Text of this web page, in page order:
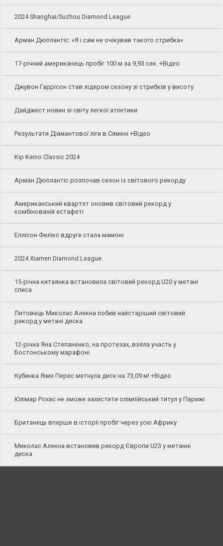
2024 Shanghai/Suzhou Diamond League
Арман Дюплантіс: «Я і сам не очікував такого стрибка»
17-річний американець пробіг 100 м за 9,93 сек. +Відео
Джувон Гаррісон став лідером сезону зі стрибків у висоту
Дайджест новин зі світу легкої атлетики
Результати Діамантової ліги в Сямені +Відео
Kip Keino Classic 2024
Арман Дюплантіс розпочав сезон із світового рекорду
Американський квартет оновив світовий рекорд у
комбінованій естафеті
Еллісон Фелікс вдруге стала мамою
2024 Xiamen Diamond League
15-річна китаянка встановила світовий рекорд U20 у метані
списа
Литовець Миколас Алекна побив найстаріший світовий
рекорд у метані диска
12-річна Яна Степаненко, на протезах, взяла участь у
Бостонському марафоні
Кубинка Яіме Перес метнула диск на 73,09 м! +Відео
Юлімар Рохас не зможе захистити олімпійський титул у Парижі
Британець вперше в історії пробіг через усю Африку
Миколас Алекна встановив рекорд Європи U23 у метанні
диска